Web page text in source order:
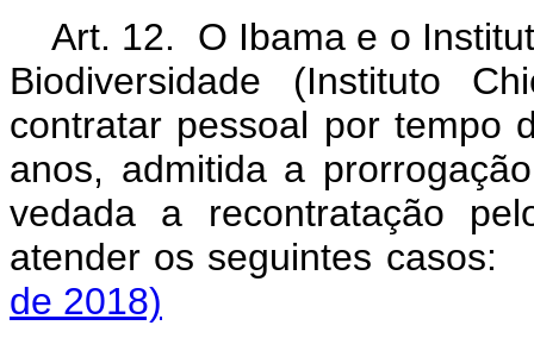
Art. 12. O Ibama e o
Biodiversidade (Instituto
contratar pessoal por tempo
anos, admitida a
vedada a recontratação
atender os seguintes
de 2018)